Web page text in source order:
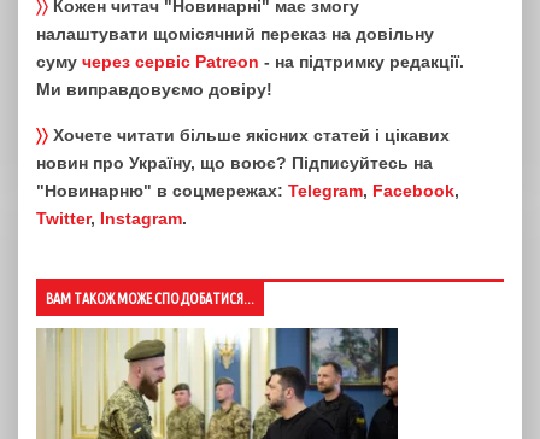
〉〉 Кожен читач "Новинарні" має змогу
налаштувати щомісячний переказ на довільну
суму через сервіс Patreon - на підтримку редакції.
Ми виправдовуємо довіру!
〉〉 Хочете читати більше якісних статей і цікавих
новин про Україну, що воює? Підписуйтесь на
"Новинарню" в соцмережах: Telegram, Facebook,
Twitter, Instagram.
ВАМ ТАКОЖ МОЖЕ СПОДОБАТИСЯ...